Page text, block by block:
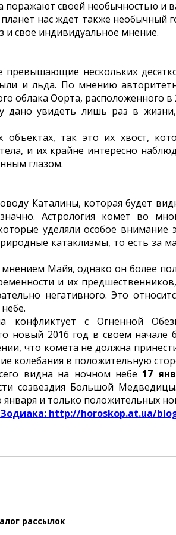
поражают своей необычностью
нас ждет также необычный
и свое индивидуальное мнение.
нескольких
и льда. По мнению
облака Оорта, расположенного
дано увидеть лишь раз в
объектах, так это их хвост,
и их крайне интересно
глазом.
Каталины, которая будет
Астрология комет во
уделяли особое внимание
катаклизмы, то есть за
Майя, однако он более
и их
негативного. Это
конфликтует с Огненной
новый 2016 год в своем начале
что комета не должна
колебания в положительную
видна на ночном небе 17
созвездия Большой
и только положительных
Зодиака: http://horoskop.at.ua/
рассылок